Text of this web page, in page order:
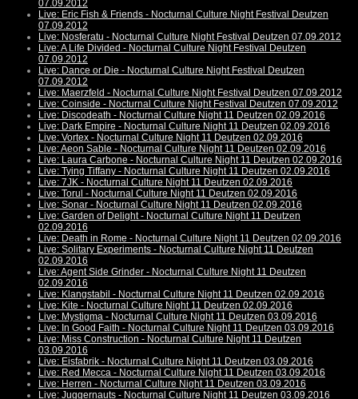
07.09.2012
Live: Eric Fish & Friends - Nocturnal Culture Night Festival Deutzen
07.09.2012
Live: Nosferatu - Nocturnal Culture Night Festival Deutzen 07.09.2012
Live: A Life Divided - Nocturnal Culture Night Festival Deutzen
07.09.2012
Live: Dance or Die - Nocturnal Culture Night Festival Deutzen
07.09.2012
Live: Maerzfeld - Nocturnal Culture Night Festival Deutzen 07.09.2012
Live: Coinside - Nocturnal Culture Night Festival Deutzen 07.09.2012
Live: Discodeath - Nocturnal Culture Night 11 Deutzen 02.09.2016
Live: Dark Empire - Nocturnal Culture Night 11 Deutzen 02.09.2016
Live: Vortex - Nocturnal Culture Night 11 Deutzen 02.09.2016
Live: Aeon Sable - Nocturnal Culture Night 11 Deutzen 02.09.2016
Live: Laura Carbone - Nocturnal Culture Night 11 Deutzen 02.09.2016
Live: Tying Tiffany - Nocturnal Culture Night 11 Deutzen 02.09.2016
Live: 7JK - Nocturnal Culture Night 11 Deutzen 02.09.2016
Live: Torul - Nocturnal Culture Night 11 Deutzen 02.09.2016
Live: Sonar - Nocturnal Culture Night 11 Deutzen 02.09.2016
Live: Garden of Delight - Nocturnal Culture Night 11 Deutzen
02.09.2016
Live: Death in Rome - Nocturnal Culture Night 11 Deutzen 02.09.2016
Live: Solitary Experiments - Nocturnal Culture Night 11 Deutzen
02.09.2016
Live: Agent Side Grinder - Nocturnal Culture Night 11 Deutzen
02.09.2016
Live: Klangstabil - Nocturnal Culture Night 11 Deutzen 02.09.2016
Live: Kite - Nocturnal Culture Night 11 Deutzen 02.09.2016
Live: Mystigma - Nocturnal Culture Night 11 Deutzen 03.09.2016
Live: In Good Faith - Nocturnal Culture Night 11 Deutzen 03.09.2016
Live: Miss Construction - Nocturnal Culture Night 11 Deutzen
03.09.2016
Live: Eisfabrik - Nocturnal Culture Night 11 Deutzen 03.09.2016
Live: Red Mecca - Nocturnal Culture Night 11 Deutzen 03.09.2016
Live: Herren - Nocturnal Culture Night 11 Deutzen 03.09.2016
Live: Juggernauts - Nocturnal Culture Night 11 Deutzen 03.09.2016